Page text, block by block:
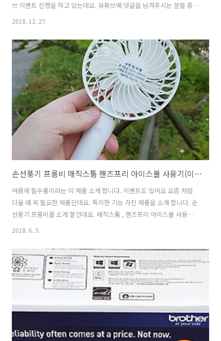
브 이벤트 진행을 하고 있는데요. 유튜브에 댓글을 남겨주시는 분들 중
추첨을 통해서 드릴려고 합니다. 최신형 제품은 아니지만 꼭 필요하신 분
이벤트 이므로 유튜브를 구독하고 영상을 모두 보시고, 댓글을 남겨주시
면 응모가 됩니다. 리뷰할 때만 제품을 사용을 했었기 때문에 제품 상태
는 아주 좋습니다. 전혀 스크레치도 없는 상태이죠. 제품 로고 부분에 스
티커도 제가 1만원인가 주고 사서 붙였던 것으로 기억이 되네요. 이 당시
에는 애플로고에 스티커를 붙이고 이런 튜닝을 하는게 유행이었거든요.
그때당시 맥북..
2018. 12. 27.
손선풍기 프롬비 매직스톰 핸즈프리 아이스볼 사용기(이벤트)
여름에 필수품이라는 이 제품 소개 합니다. 이벤트도 있어요 요즘 처럼
더울 때 꼭 필요한 제품인데요. 특이한 기능 가진 제품을 소개 합니다. 손
선풍기 프롬비를 소개 할건데요. 매직스톰 , 핸즈프리 아이스볼 사용을
해 봤습니다. 손선풍기는 충전하면서 필요할 때마다 버튼만 누르면 시원
타입의 제품을 써 봤습니다. 하나는 접을 수 있어서 좀 휴대하기 편한 제
품이었고 하나는 미러를 붙여서 여성분들에게 어필이 될만한 제품 이었
습니다. 요즘 야외에서 이런거 쓰시는 분들 많이 보셨죠? 그럼 하나씩 살
펴보죠. 손선풍기 프롬비 매직스톰 핸즈프리 아이스볼 사용기(이벤트)
매직스톰은 손잡이가 있는 형태의 핸디형 제품 입니다. 상단에는 대형 팬
이 달려있..
2018. 6. 3.